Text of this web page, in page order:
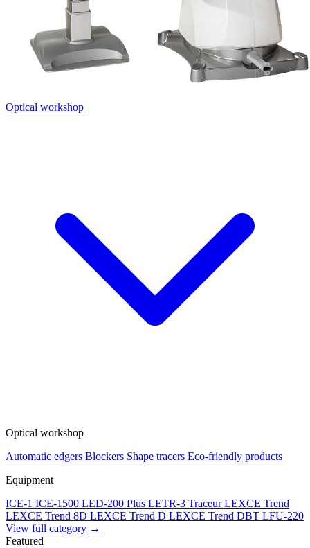
Optical workshop
Optical workshop
Automatic edgers Blockers Shape tracers Eco-friendly products
Equipment
ICE-1 ICE-1500 LED-200 Plus LETR-3 Traceur LEXCE Trend
LEXCE Trend 8D LEXCE Trend D LEXCE Trend DBT LFU-220
View full category →
Featured